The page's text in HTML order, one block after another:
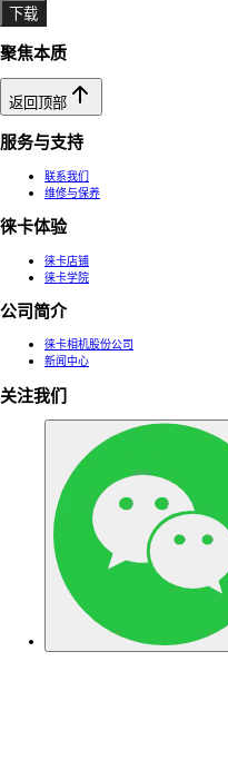
下载
聚焦本质
返回顶部
服务与支持
联系我们
维修与保养
徕卡体验
徕卡店铺
徕卡学院
公司简介
徕卡相机股份公司
新闻中心
关注我们